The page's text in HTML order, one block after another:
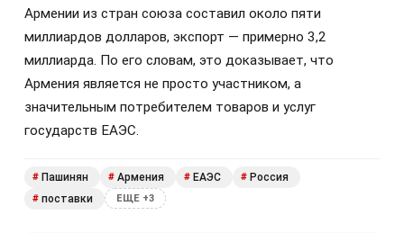
Армении из стран союза составил около пяти
миллиардов долларов, экспорт — примерно 3,2
миллиарда. По его словам, это доказывает, что
Армения является не просто участником, а
значительным потребителем товаров и услуг
государств ЕАЭС.
# Пашинян # Армения # ЕАЭС # Россия
# поставки ЕЩЕ +3